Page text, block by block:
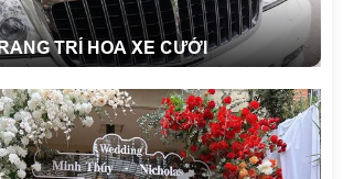
TRÍ HOA XE CƯỚI